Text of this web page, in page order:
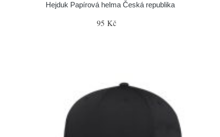
Hejduk Papírová helma Česká republika
95 Kč